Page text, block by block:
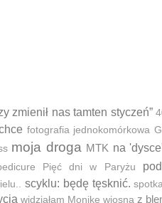
zmienił nas tamten styczeń”
fotografia jednokomórkowa
moja droga MTK na
Pięć dni w Paryżu
scyklu: będę tęsknić.
widziałam Monikę wiosna z